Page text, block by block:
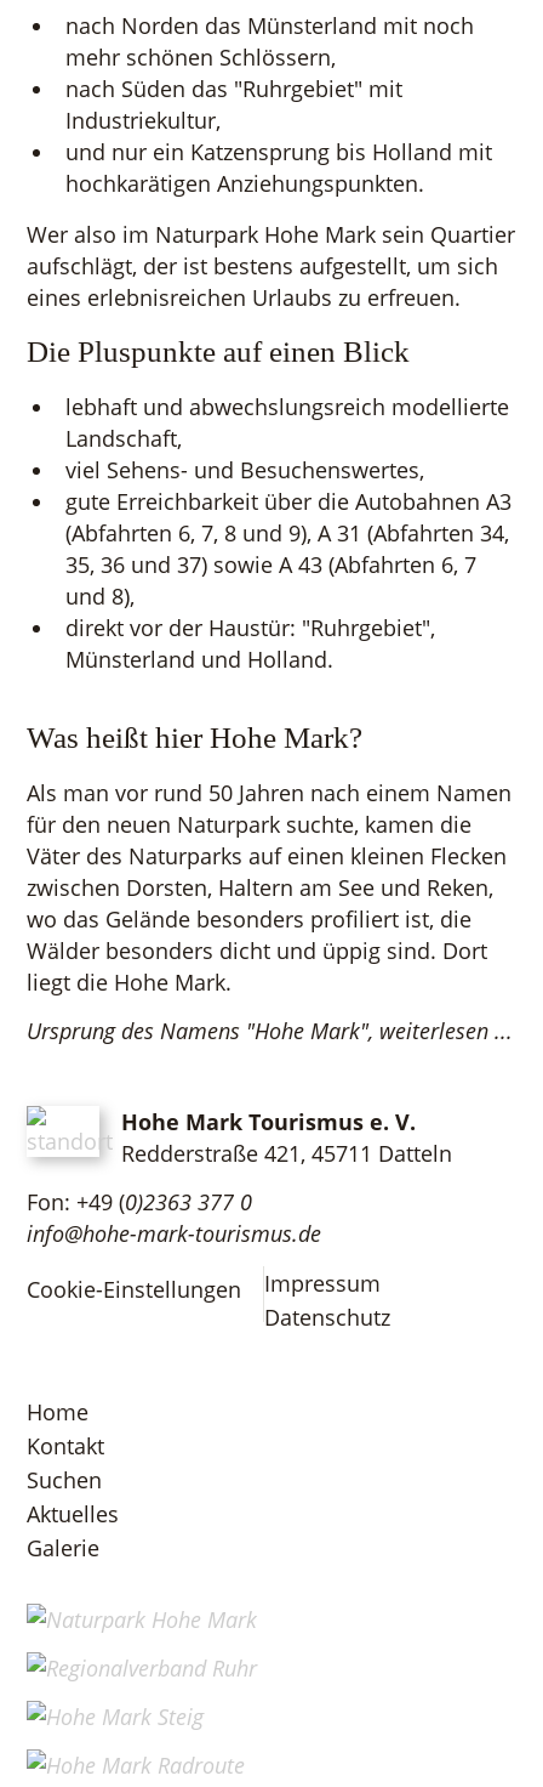
nach Norden das Münsterland mit noch
mehr schönen Schlössern,
nach Süden das "Ruhrgebiet" mit
Industriekultur,
und nur ein Katzensprung bis Holland mit
hochkarätigen Anziehungspunkten.
Wer also im Naturpark Hohe Mark sein Quartier
aufschlägt, der ist bestens aufgestellt, um sich
eines erlebnisreichen Urlaubs zu erfreuen.
Die Pluspunkte auf einen Blick
lebhaft und abwechslungsreich modellierte
Landschaft,
viel Sehens- und Besuchenswertes,
gute Erreichbarkeit über die Autobahnen A3
(Abfahrten 6, 7, 8 und 9), A 31 (Abfahrten 34,
35, 36 und 37) sowie A 43 (Abfahrten 6, 7
und 8),
direkt vor der Haustür: "Ruhrgebiet",
Münsterland und Holland.
Was heißt hier Hohe Mark?
Als man vor rund 50 Jahren nach einem Namen
für den neuen Naturpark suchte, kamen die
Väter des Naturparks auf einen kleinen Flecken
zwischen Dorsten, Haltern am See und Reken,
wo das Gelände besonders profiliert ist, die
Wälder besonders dicht und üppig sind. Dort
liegt die Hohe Mark.
Ursprung des Namens "Hohe Mark", weiterlesen ...
Hohe Mark Tourismus e. V.
Redderstraße 421, 45711 Datteln
Fon: +49 (0)2363 377 0
info@hohe-mark-tourismus.de
Cookie-Einstellungen
Impressum
Datenschutz
Home
Kontakt
Suchen
Aktuelles
Galerie